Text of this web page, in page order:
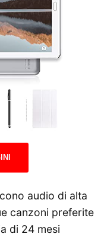
audio di alta
canzoni preferite
di 24 mesi